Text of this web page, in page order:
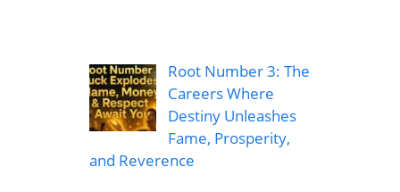
Root Number 3: The
Careers Where
Destiny Unleashes
Fame, Prosperity,
and Reverence